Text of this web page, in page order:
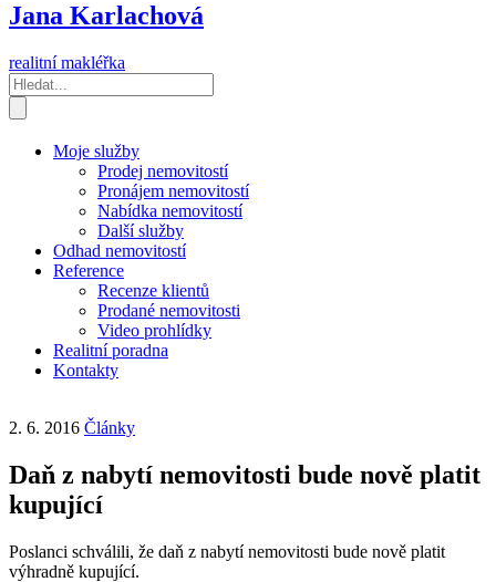
Jana Karlachová
realitní makléřka
Moje služby
Prodej nemovitostí
Pronájem nemovitostí
Nabídka nemovitostí
Další služby
Odhad nemovitostí
Reference
Recenze klientů
Prodané nemovitosti
Video prohlídky
Realitní poradna
Kontakty
2. 6. 2016 Články
Daň z nabytí nemovitosti bude nově platit
kupující
Poslanci schválili, že daň z nabytí nemovitosti bude nově platit
výhradně kupující.